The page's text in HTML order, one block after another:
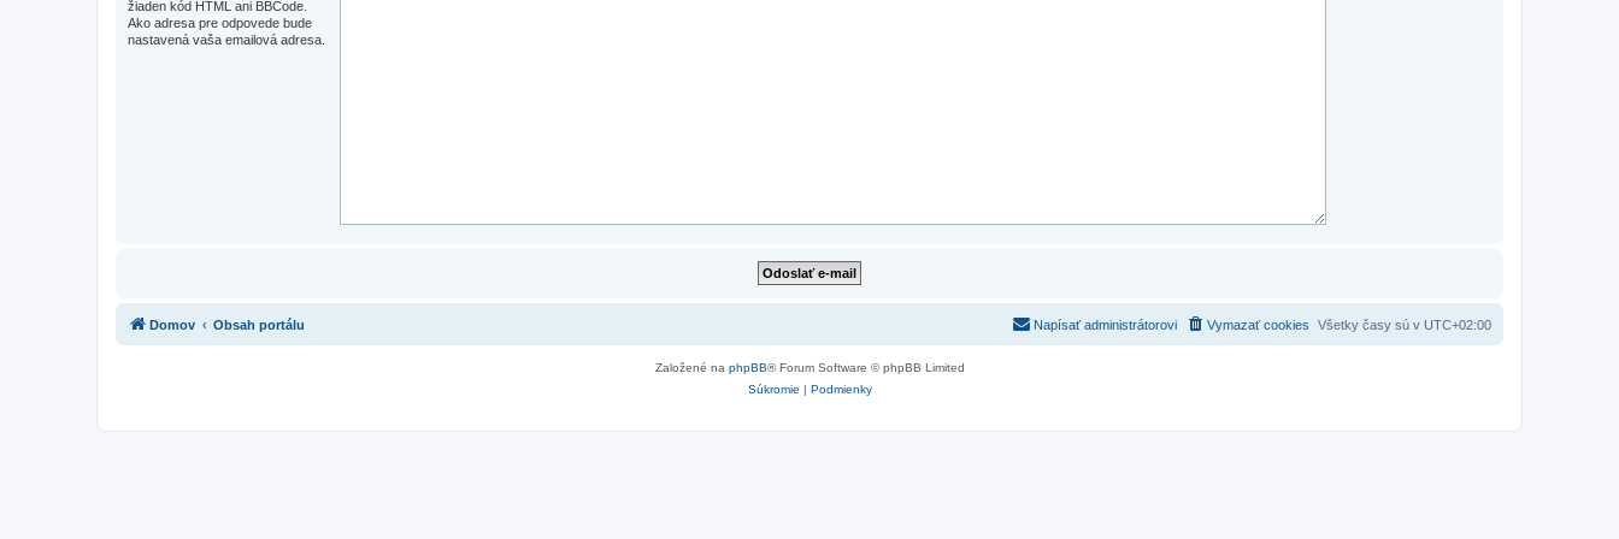
žiaden kód HTML ani BBCode.
Ako adresa pre odpovede bude
nastavená vaša emailová adresa.
Domov Obsah portálu Všetky časy sú v UTC+02:00
Vymazať cookies
Napísať administrátorovi
Založené na phpBB® Forum Software © phpBB Limited
Súkromie | Podmienky